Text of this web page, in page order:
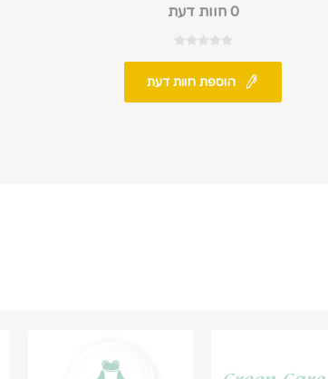
0 חוות דעת
הוספת חוות דעת